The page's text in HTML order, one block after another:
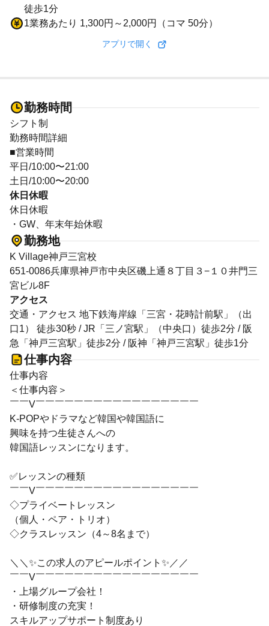
徒歩1分
1業務あたり 1,300円～2,000円（コマ 50分）
アプリで開く
勤務時間
シフト制
勤務時間詳細
■営業時間
平日/10:00〜21:00
土日/10:00〜20:00
休日休暇
休日休暇
・GW、年末年始休暇
勤務地
K Village神戸三宮校
651-0086兵庫県神戸市中央区磯上通８丁目３−１０井門三
宮ビル8F
アクセス
交通・アクセス 地下鉄海岸線「三宮・花時計前駅」（出
口1） 徒歩30秒 / JR「三ノ宮駅」（中央口）徒歩2分 / 阪
急「神戸三宮駅」徒歩2分 / 阪神「神戸三宮駅」徒歩1分
仕事内容
仕事内容
＜仕事内容＞
￣￣V￣￣￣￣￣￣￣￣￣￣￣￣￣￣￣￣￣
K-POPやドラマなど韓国や韓国語に
興味を持つ生徒さんへの
韓国語レッスンになります。
✅レッスンの種類
￣￣V￣￣￣￣￣￣￣￣￣￣￣￣￣￣￣￣￣
◇プライベートレッスン
（個人・ペア・トリオ）
◇クラスレッスン（4～8名まで）
＼＼✨この求人のアピールポイント✨／／
￣￣V￣￣￣￣￣￣￣￣￣￣￣￣￣￣￣￣￣
・上場グループ会社！
・研修制度の充実！
スキルアップサポート制度あり